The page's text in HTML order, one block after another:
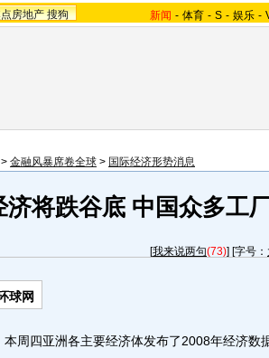
房地产 搜狗 新闻 - 体育 - S - 娱乐 -
> 金融风暴席卷全球 > 国际经济形势消息
将跌谷底 中国众多工
[我来说两句(73)] [字号：
球网
四亚洲各主要经济体发布了2008年经济数